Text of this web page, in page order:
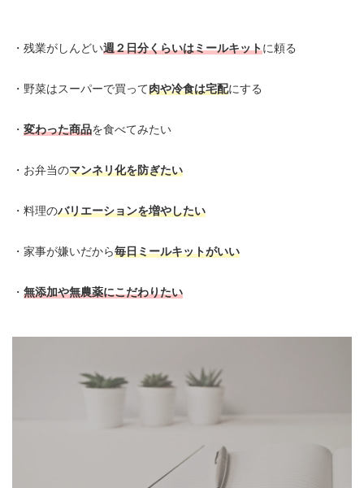
・残業がしんどい週２日分くらいはミールキットに頼る
・野菜はスーパーで買って肉や冷食は宅配にする
・ 変わった商品を食べてみたい
・お弁当のマンネリ化を防ぎたい
・料理のバリエーションを増やしたい
・家事が嫌いだから毎日ミールキットがいい
・ 無添加や無農薬にこだわりたい